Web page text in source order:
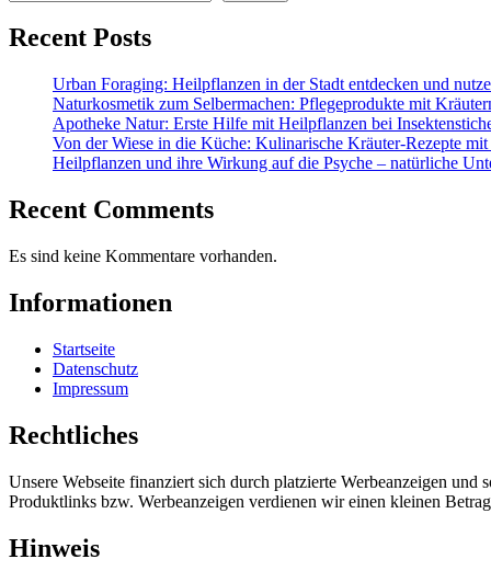
Recent Posts
Urban Foraging: Heilpflanzen in der Stadt entdecken und
Naturkosmetik zum Selbermachen: Pflegeprodukte mit
Apotheke Natur: Erste Hilfe mit Heilpflanzen bei
Von der Wiese in die Küche: Kulinarische Kräuter-Rezepte
Heilpflanzen und ihre Wirkung auf die Psyche – natürliche
Recent Comments
Es sind keine Kommentare vorhanden.
Informationen
Startseite
Datenschutz
Impressum
Rechtliches
Unsere Webseite finanziert sich durch platzierte Werbeanzeigen
Produktlinks bzw. Werbeanzeigen verdienen wir einen kleinen
Hinweis